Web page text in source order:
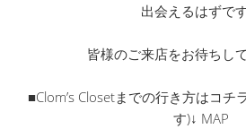
出会えるはずで
皆様のご来店をお待ちし
■Clom’s Closetまでの行き方はコチ
す)↓ MAP